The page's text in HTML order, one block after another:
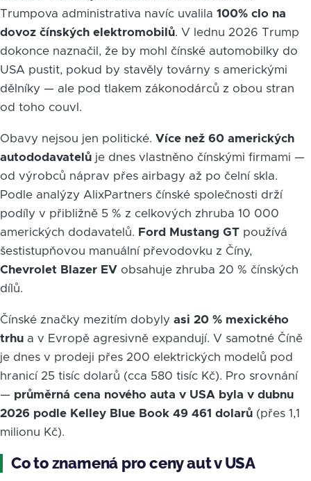
Trumpova administrativa navíc uvalila 100% clo na
dovoz čínských elektromobilů. V lednu 2026 Trump
dokonce naznačil, že by mohl čínské automobilky do
USA pustit, pokud by stavěly továrny s americkými
dělníky — ale pod tlakem zákonodárců z obou stran
od toho couvl.
Obavy nejsou jen politické. Více než 60 amerických
autododavatelů je dnes vlastněno čínskými firmami —
od výrobců náprav přes airbagy až po čelní skla.
Podle analýzy AlixPartners čínské společnosti drží
podíly v přibližně 5 % z celkových zhruba 10 000
amerických dodavatelů. Ford Mustang GT používá
šestistupňovou manuální převodovku z Číny,
Chevrolet Blazer EV obsahuje zhruba 20 % čínských
dílů.
Čínské značky mezitím dobyly asi 20 % mexického
trhu a v Evropě agresivně expandují. V samotné Číně
je dnes v prodeji přes 200 elektrických modelů pod
hranicí 25 tisíc dolarů (cca 580 tisíc Kč). Pro srovnání
— průměrná cena nového auta v USA byla v dubnu
2026 podle Kelley Blue Book 49 461 dolarů (přes 1,1
milionu Kč).
Co to znamená pro ceny aut v USA